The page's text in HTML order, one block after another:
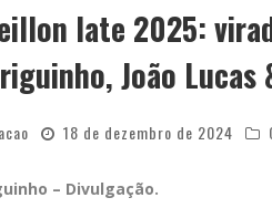
Iate 2025:
João Lucas
18 de dezembro de 2024
– Divulgação.